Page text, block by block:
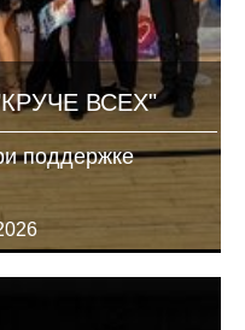
ВСЕХ"
поддержке